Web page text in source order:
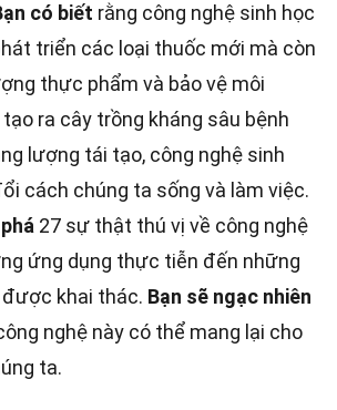
có biết rằng công nghệ sinh học
triển các loại thuốc mới mà còn
thực phẩm và bảo vệ môi
tạo ra cây trồng kháng sâu bệnh
lượng tái tạo, công nghệ sinh
cách chúng ta sống và làm việc.
27 sự thật thú vị về công nghệ
ứng dụng thực tiễn đến những
khai thác. Bạn sẽ ngạc nhiên
nghệ này có thể mang lại cho
ta.